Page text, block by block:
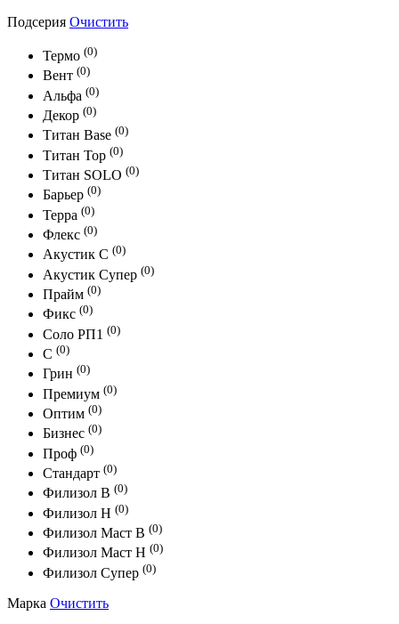
Подсерия Очистить
Термо (0)
Вент (0)
Альфа (0)
Декор (0)
Титан Base (0)
Титан Top (0)
Титан SOLO (0)
Барьер (0)
Терра (0)
Флекс (0)
Акустик С (0)
Акустик Супер (0)
Прайм (0)
Фикс (0)
Соло РП1 (0)
С (0)
Грин (0)
Премиум (0)
Оптим (0)
Бизнес (0)
Проф (0)
Стандарт (0)
Филизол В (0)
Филизол Н (0)
Филизол Маст В (0)
Филизол Маст Н (0)
Филизол Супер (0)
Марка Очистить